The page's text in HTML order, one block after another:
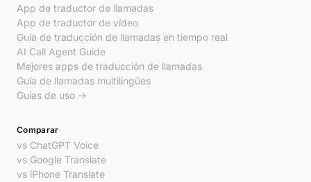
App de traductor de llamadas
App de traductor de vídeo
Guía de traducción de llamadas en tiempo real
AI Call Agent Guide
Mejores apps de traducción de llamadas
Guía de llamadas multilingües
Guías de uso →
Comparar
vs ChatGPT Voice
vs Google Translate
vs iPhone Translate